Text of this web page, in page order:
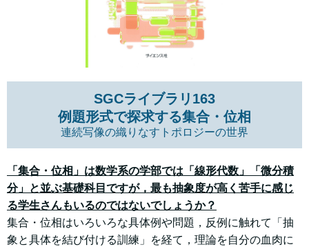
SGCライブラリ163
例題形式で探求する集合・位相
連続写像の織りなすトポロジーの世界
「集合・位相」は数学系の学部では「線形代数」「微分積
分」と並ぶ基礎科目ですが，最も抽象度が高く苦手に感じ
る学生さんもいるのではないでしょうか？
集合・位相はいろいろな具体例や問題，反例に触れて「抽
象と具体を結び付ける訓練」を経て，理論を自分の血肉に